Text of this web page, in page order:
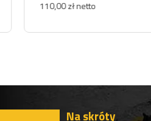
110,00 zł netto
Na skróty